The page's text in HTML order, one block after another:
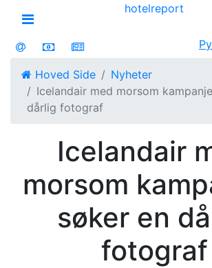
Open menu
hotelreport
Hoved Side
Nyheter
Icelandair med morsom
dårlig fotograf
Icelandair
morsom
søker en
fotograf